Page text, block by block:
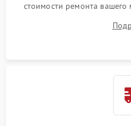
стоимости ремонта